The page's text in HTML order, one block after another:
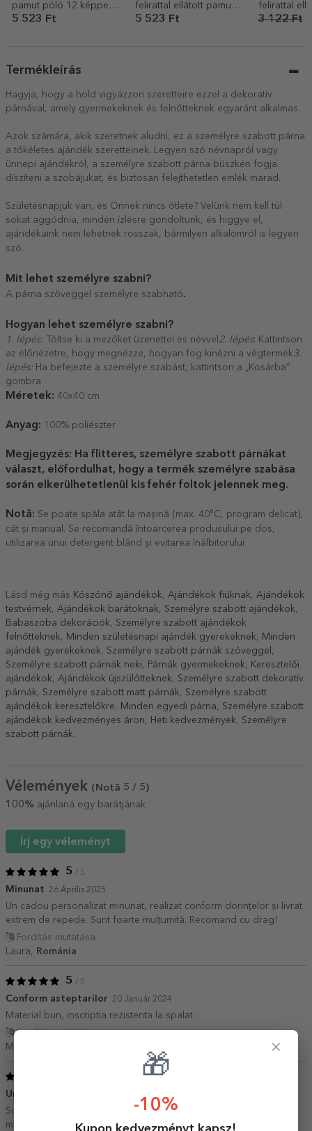
pamut póló 12 képpel
és üzenettel – 35 éves
5 523 Ft
felirattal ellátott pamut
póló – A vőlegény
5 523 Ft
felirattal
3 122 Ft2
Termékleírás
Hagyja, hogy a hold vigyázzon szeretteire ezzel a dekoratív
párnával, amely gyermekeknek és felnőtteknek egyaránt alkalmas.
Azok számára, akik szeretnek aludni, ez a személyre szabott párna
a tökéletes ajándék szeretteinek. Legyen szó névnapról vagy
ünnepi ajándékról, a személyre szabott párna büszkén fogja
díszíteni a szobájukat, és biztosan felejthetetlen emlék marad.
Születésnapjuk van, és Önnek nincs ötlete? Velünk nem kell túl
sokat aggódnia, minden ízlésre gondoltunk, és higgye el,
ajándékaink nem lehetnek rosszak, bármilyen alkalomról is legyen
szó.
Mit lehet személyre szabni?
A párna szöveggel személyre szabható.
Hogyan lehet személyre szabni?
1. lépés: Töltse ki a mezőket üzenettel és névvel 2. lépés: Kattintson
az előnézetre, hogy megnézze, hogyan fog kinézni a végtermék3.
lépés: Ha befejezte a személyre szabást, kattintson a „Kosárba”
gombra
Méretek: 40x40 cm
Anyag: 100% poliészter
Megjegyzés: Ha flitteres, személyre szabott párnákat
választ, előfordulhat, hogy a termék személyre szabása
során elkerülhetetlenül kis fehér foltok jelennek meg.
Notă: Se poate spăla atât la mașină (max. 40°C, program delicat),
cât și manual. Se recomandă întoarcerea produsului pe dos,
utilizarea unui detergent blând și evitarea înălbitorului
Lásd még más Köszönő ajándékok, Ajándékok fiúknak, Ajándékok
testvérnek, Ajándékok barátoknak, Személyre szabott ajándékok,
Babaszoba dekorációk, Személyre szabott ajándékok
felnőtteknek, Minden születésnapi ajándék gyerekeknek, Minden
ajándék gyerekeknek, Személyre szabott párnák szöveggel ,
Személyre szabott párnák neki, Párnák gyermekeknek, Keresztelői
ajándékok, Ajándékok újszülötteknek, Személyre szabott dekoratív
párnák, Személyre szabott matt párnák, Személyre szabott
ajándékok keresztelőkre, Minden egyedi párna, Személyre szabott
ajándékok kedvezményes áron, Heti kedvezmények, Személyre
szabott párnák.
Vélemények (Notă 5 / 5 )
100% ajánlaná egy barátjának
Írj egy véleményt
5 / 5
Minunat 26 Április 2025
Un cadou personalizat minunat, realizat conform dorințelor și livrat
extrem de repede. Sunt foarte mulțumită. Recomand cu drag!
Fordítás mutatása
Laura,
Románia
5 / 5
Conform asteptarilor 20 Január 2024
Material bun, inscriptia rezistenta la spalat
Fordítás mutatása
Mirela D,
Un cadou frumos
Super calitate! Comand de multa vreme de pe site. Foarte
mulțumită!
×
🎁
-10%